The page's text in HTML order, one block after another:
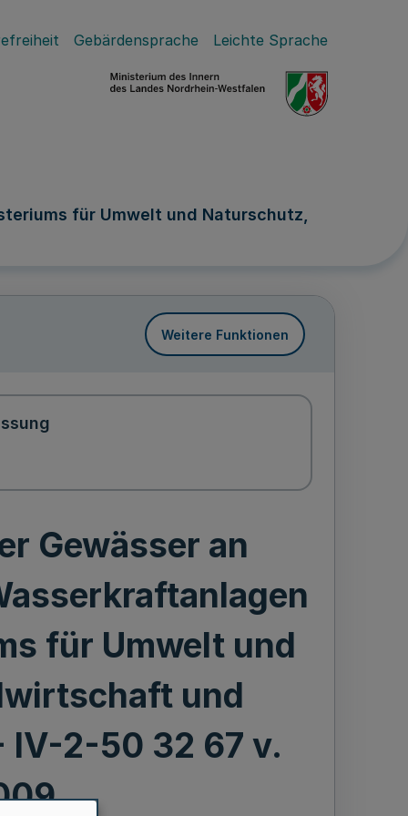
Gebärdensprache Leichte Sprache
für Umwelt und Naturschutz,
Weitere Funktionen
Gewässer an
für Umwelt und
und
2-50 32 67 v.